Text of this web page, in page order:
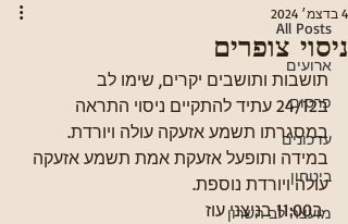
All Posts
ארועים
פרסום
עדכונים
ביטחון
מועצה לב השרון
ניסוי צופרים
4 בדצמ׳ 2024
תושבות ותושבים יקרים, שימו לב
ב24/12 עתיד להתקיים ניסוי התראה
במסגרתו תשמע אזעקה עולה ויורדת.
במידה ותופעל אזעקת אמת תשמע אזעקה
עולה ויורדת נוספת.
ב11:00 בניצני עוז